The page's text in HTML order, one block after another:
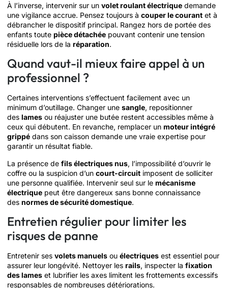
À l’inverse, intervenir sur un volet roulant électrique demande
une vigilance accrue. Pensez toujours à couper le courant et à
débrancher le dispositif principal. Rangez hors de portée des
enfants toute pièce détachée pouvant contenir une tension
résiduelle lors de la réparation.
Quand vaut-il mieux faire appel à un
professionnel ?
Certaines interventions s’effectuent facilement avec un
minimum d’outillage. Changer une sangle, repositionner
des lames ou réajuster une butée restent accessibles même à
ceux qui débutent. En revanche, remplacer un moteur intégré
grippé dans son caisson demande une vraie expertise pour
garantir un résultat fiable.
La présence de fils électriques nus, l’impossibilité d’ouvrir le
coffre ou la suspicion d’un court-circuit imposent de solliciter
une personne qualifiée. Intervenir seul sur le mécanisme
électrique peut être dangereux sans bonne connaissance
des normes de sécurité domestique.
Entretien régulier pour limiter les
risques de panne
Entretenir ses volets manuels ou électriques est essentiel pour
assurer leur longévité. Nettoyer les rails, inspecter la fixation
des lames et lubrifier les axes limitent les frottements excessifs
responsables de nombreuses détériorations.